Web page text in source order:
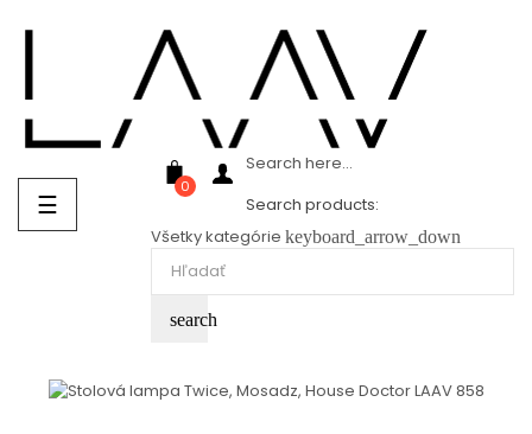
Prepnúť
navigáciu
☰
0
Search here...
Search products:
Všetky kategórie keyboard_arrow_down
search